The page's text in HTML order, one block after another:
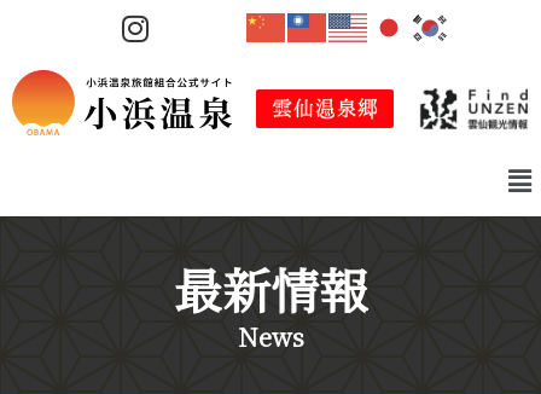
テ
ン
ス
最新情報
News